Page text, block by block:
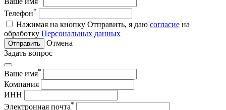
Телефон*
Нажимая на кнопку Отправить, я даю согласие на
обработку Персональных данных
Отправить
Отмена
Задать вопрос
Ваше имя*
Компания
ИНН
Электронная почта*